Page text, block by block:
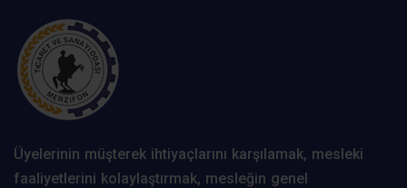
Üyelerinin müşterek ihtiyaçlarını karşılamak, mesleki
faaliyetlerini kolaylaştırmak, mesleğin genel